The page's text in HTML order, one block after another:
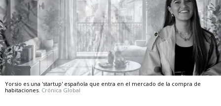
Yorsio es una 'startup' española que entra en el mercado de la compra de
habitaciones. Crónica Global